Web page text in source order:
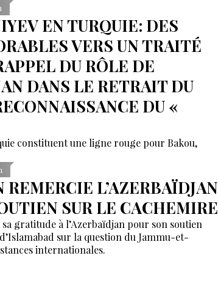
EN TURQUIE: DES
VERS UN TRAITÉ
DU RÔLE DE
DANS LE RETRAIT DU
DU «
constituent une ligne rouge pour Bakou,
REMERCIE L’AZERBAÏDJAN
SUR LE CACHEMIRE
gratitude à l’Azerbaïdjan pour son soutien
sur la question du Jammu-et-
internationales.